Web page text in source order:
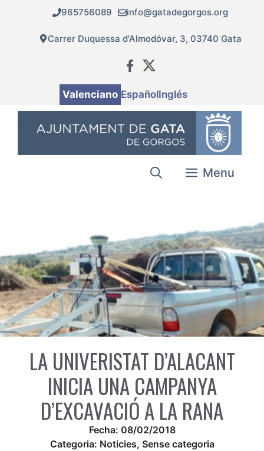
contingut
965756089 info@gatadegorgos.org
Carrer Duquessa d'Almodóvar, 3, 03740 Gata
Valenciano EspañolInglés
Menu
LA UNIVERISTAT D’ALACANT
INICIA UNA CAMPANYA
D’EXCAVACIÓ A LA RANA
Fecha: 08/02/2018
Categoria: Noticies, Sense categoria